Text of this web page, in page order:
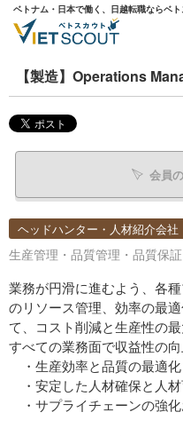
ベトナム・日本で働く、日越転職ならベト
【製造】Operations
会員
ヘッドハンター・人材紹介会社
生産管理・品質管理・品質保
業務が円滑に進むよう、各
のリソース管理、効率の最
て、コスト削減と生産性の
すべての業務面で収益性の
・生産効率と品質の最適化
・安定した人材確保と人
・サプライチェーンの強